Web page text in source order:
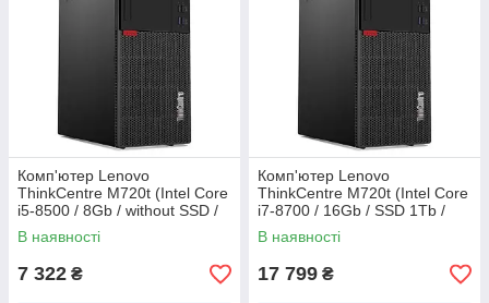
Комп'ютер Lenovo
ThinkCentre M720t (Intel Core
i5-8500 / 8Gb / without SSD /
UHD Graphics 630)
Refurbished
В наявності
7 322 ₴
Комп'ютер Lenovo
ThinkCentre M720t (Intel Core
i7-8700 / 16Gb / SSD 1Tb /
UHD Graphics 630)
Refurbished
В наявності
17 799 ₴